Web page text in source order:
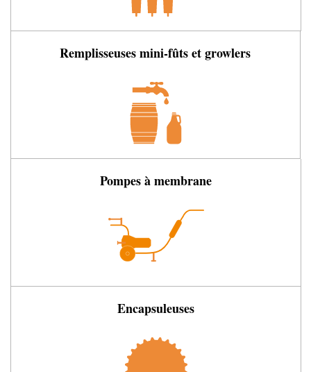
Remplisseuses mini-fûts et growlers
Pompes à membrane
Encapsuleuses